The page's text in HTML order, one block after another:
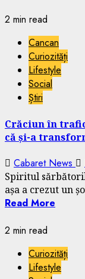
2 min read
Cancan
Curiozități
Lifestyle
Social
Știri
Crăciun în
că și-a
Cabaret News
Spiritul
așa a crezut un
Read More
2 min read
Curiozități
Lifestyle